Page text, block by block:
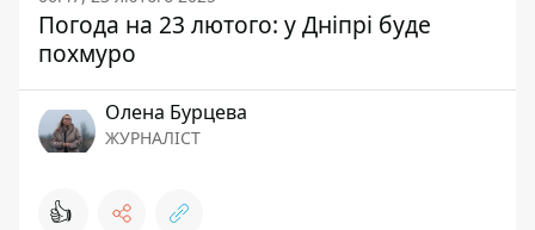
Погода на 23 лютого: у Дніпрі буде
похмуро
Олена Бурцева
ЖУРНАЛІСТ
👍